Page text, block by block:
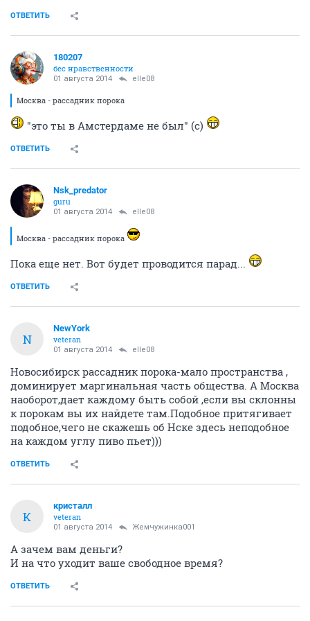
ОТВЕТИТЬ
180207
бес нравственности
01 августа 2014 elle08
Москва - рассадник порока
"это ты в Амстердаме не был" (с)
ОТВЕТИТЬ
Nsk_predator
guru
01 августа 2014 elle08
Москва - рассадник порока
Пока еще нет. Вот будет проводится парад...
ОТВЕТИТЬ
N
NewYоrk
veteran
01 августа 2014 elle08
Новосибирск рассадник порока-мало пространства ,
доминирует маргинальная часть общества. А Москва
наоборот,дает каждому быть собой ,если вы склонны
к порокам вы их найдете там.Подобное притягивает
подобное,чего не скажешь об Нске здесь неподобное
на каждом углу пиво пьет)))
ОТВЕТИТЬ
К
кристалл
veteran
01 августа 2014 Жемчужинка001
А зачем вам деньги?
И на что уходит ваше свободное время?
ОТВЕТИТЬ